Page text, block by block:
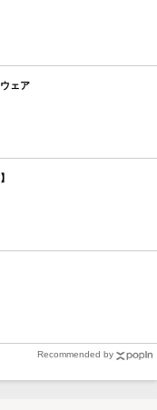
ェア
Recommended by